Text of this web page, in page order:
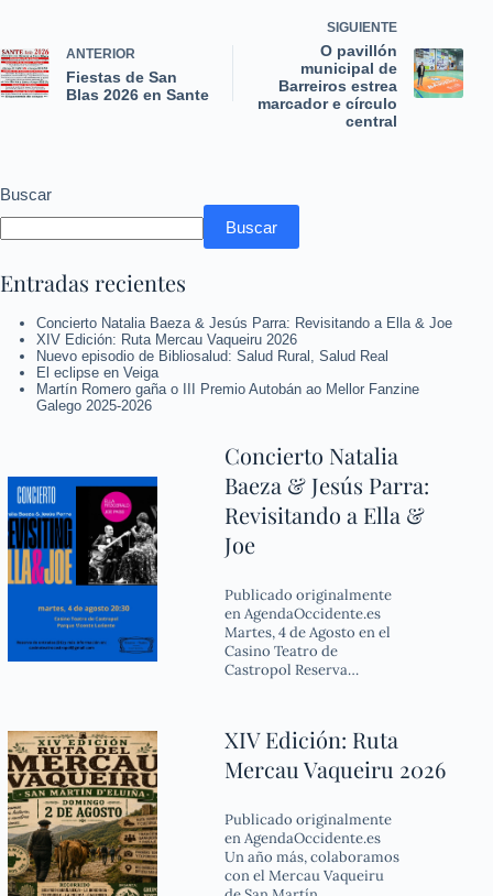
ANTERIOR
Fiestas de San
Blas 2026 en Sante
SIGUIENTE
O pavillón
municipal de
Barreiros estrea
marcador e círculo
central
Buscar
Buscar
Entradas recientes
Concierto Natalia Baeza & Jesús Parra: Revisitando a Ella & Joe
XIV Edición: Ruta Mercau Vaqueiru 2026
Nuevo episodio de Bibliosalud: Salud Rural, Salud Real
El eclipse en Veiga
Martín Romero gaña o III Premio Autobán ao Mellor Fanzine
Galego 2025-2026
Concierto Natalia
Baeza & Jesús Parra:
Revisitando a Ella &
Joe
Publicado originalmente
en AgendaOccidente.es
Martes, 4 de Agosto en el
Casino Teatro de
Castropol Reserva…
XIV Edición: Ruta
Mercau Vaqueiru 2026
Publicado originalmente
en AgendaOccidente.es
Un año más, colaboramos
con el Mercau Vaqueiru